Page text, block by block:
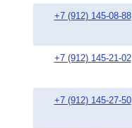
+7 (912) 145-08-88
+7 (912) 145-21-02
+7 (912) 145-27-50